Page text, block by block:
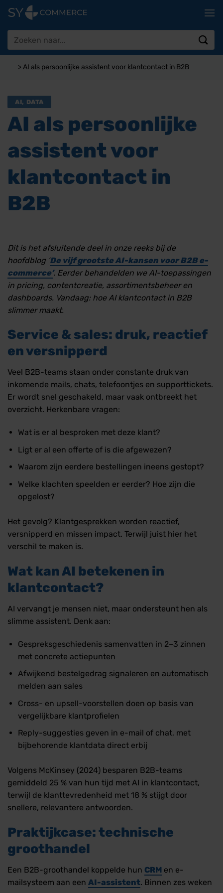
naar
inhoud
> AI als persoonlijke assistent voor klantcontact in B2B
AI, DATA
AI als persoonlijke
assistent voor
klantcontact in
B2B
Dit is het afsluitende deel in onze reeks bij de
hoofdblog ‘De vijf grootste AI-kansen voor B2B e-
commerce’. Eerder behandelden we AI-toepassingen
in pricing, contentcreatie, assortimentsbeheer en
dashboards. Vandaag: hoe AI klantcontact in B2B
slimmer maakt.
Service & sales: druk, reactief
en versnipperd
Veel B2B-teams staan onder constante druk van
inkomende mails, chats, telefoontjes en supporttickets.
Er wordt snel geschakeld, maar vaak ontbreekt het
overzicht. Herkenbare vragen:
Wat is er al besproken met deze klant?
Ligt er al een offerte of is die afgewezen?
Waarom zijn eerdere bestellingen ineens gestopt?
Welke klachten speelden er eerder? Hoe zijn die
opgelost?
Het gevolg? Klantgesprekken worden reactief,
versnipperd en missen impact. Terwijl juist hier het
verschil te maken is.
Wat kan AI betekenen in
klantcontact?
AI vervangt je mensen niet, maar ondersteunt hen als
slimme assistent. Denk aan:
Gespreksgeschiedenis samenvatten in 2–3 zinnen
met concrete actiepunten
Afwijkend bestelgedrag signaleren en automatisch
melden aan sales
Cross- en upsell-voorstellen doen op basis van
vergelijkbare klantprofielen
Reply-suggesties geven in e-mail of chat, met
bijbehorende klantdata direct erbij
Volgens McKinsey (2024) besparen B2B-teams
gemiddeld 25 % van hun tijd met AI in klantcontact,
terwijl de klanttevredenheid met 18 % stijgt door
snellere, relevantere antwoorden.
Praktijkcase: technische
groothandel
Een B2B-groothandel koppelde hun CRM en e-
mailsysteem aan een AI-assistent. Binnen zes weken